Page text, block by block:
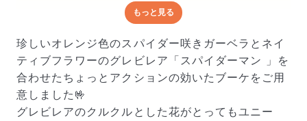
どんな梱包で届くの？
出荷前に水揚げ（花が水を吸いやすくなる処理）を施
し、専用ボックスに丁寧に梱包してお届けしています。
きゅっとまとめられて一見窮屈そうに見えますが、輸送
中の衝撃による折れや擦れを軽減する効果があります。
もっと見る
珍しいオレンジ色のスパイダー咲きガーベラとネイ
ティブフラワーのグレビレア「スパイダーマン 」を
合わせたちょっとアクションの効いたブーケをご用
意しました🤟
グレビレアのクルクルとした花がとってもユニー